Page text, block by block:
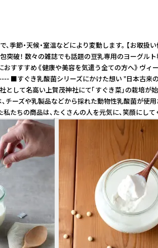
候・室温などにより変動します。 【お
！ 数々の雑誌でも話題の豆乳専用のヨ
すすめ 《健康や美容を気遣う全ての方へ
ぐき乳酸菌シリーズにかけた想い "日
名高い上賀茂神社にて「すぐき菜」の
や乳製品などから採れた動物性乳酸菌
たちの商品は、たくさんの人を元気に、笑顔にして